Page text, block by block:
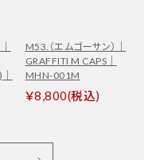
M53.（エムゴーサン）｜
GRAFFITI M CAPS｜
MHN-001M
￥8,800(税込)